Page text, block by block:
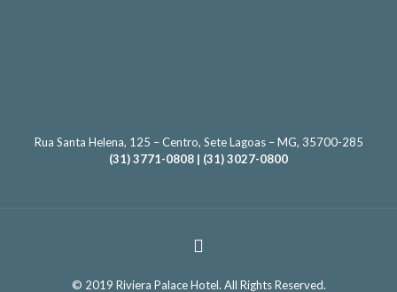
Rua Santa Helena, 125 – Centro, Sete Lagoas – MG, 35700-285
(31) 3771-0808 | (31) 3027-0800
© 2019 Riviera Palace Hotel. All Rights Reserved.